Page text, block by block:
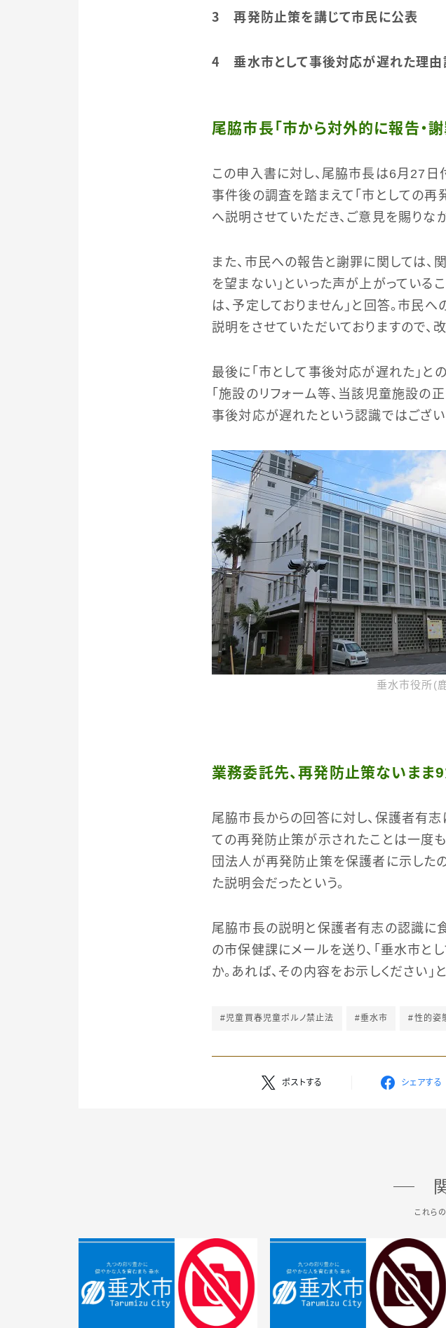
３ 再発防止策を講じて市民に公表
４ 垂水市として事後対応が遅れた理由
尾脇市長「市から対外的に報告・謝
この申入書に対し、尾脇市長は6月27日
事件後の調査を踏まえて「市としての
へ説明させていただき、ご意見を賜りな
また、市民への報告と謝罪に関しては、
を望まない」といった声が上がっている
は、予定しておりません」と回答。市民
説明をさせていただいておりますので、
最後に「市として事後対応が遅れた」と
「施設のリフォーム等、当該児童施設の
事後対応が遅れたという認識ではござい
垂水市役所(
業務委託先、再発防止策ないまま9
尾脇市長からの回答に対し、保護者有
ての再発防止策が示されたことは一度
団法人が再発防止策を保護者に示した
た説明会だったという。
尾脇市長の説明と保護者有志の認識に
の市保健課にメールを送り、「垂水市と
か。あれば、その内容をお示しください」
#児童買春児童ポルノ禁止法 #垂水市 #性的姿
ポストする シェアする
これら